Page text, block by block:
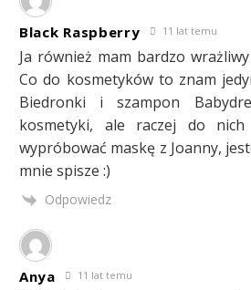
Black Raspberry 11 lat temu
Ja również mam bardzo
Co do kosmetyków to znam
Biedronki i szampon
kosmetyki, ale raczej do
wypróbować maskę z Joanny,
mnie spisze :)
Odpowiedz
Anya 11 lat temu